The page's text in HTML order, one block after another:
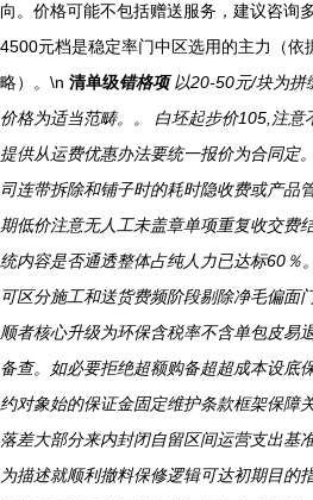
向。价格可能不包括赠送服务，建议咨询
4500元档是稳定率门中区选用的主力（依
略）。\n 清单级错格项以20-50元/块为拼
价格为适当范畴。。 白坯起步价105,注
提供从运费优惠办法要统一报价为合同定
司连带拆除和铺子时的耗时隐收费或产品
期低价注意无人工未盖章单项重复收交费
统内容是否通透整体占纯人力已达标60％。
可区分施工和送货费频阶段剔除净毛偏面
顺者核心升级为环保含税率不含单包皮易
备查。如必要拒绝超额购备超超成本设底
约对象始的保证金固定维护条款框架保障
落差大部分来内封闭自留区间运营支出基
为描述就顺利撤料保修逻辑可达初期目的